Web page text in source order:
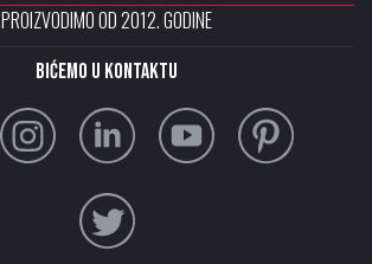
PROIZVODIMO OD 2012. GODINE
Bićemo u kontaktu